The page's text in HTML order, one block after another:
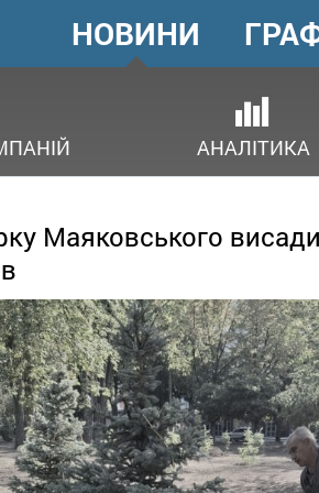
ГОЛОВНЕ
МЕНЮ
НОВИНИ
АНАЛІТИКА
Маяковського